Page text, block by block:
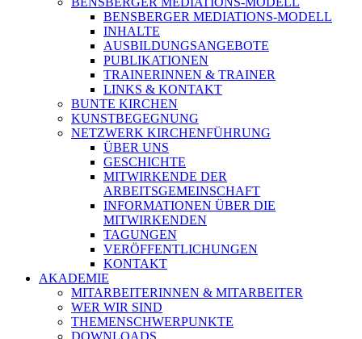
BENSBERGER MEDIATIONS-MODELL
INHALTE
AUSBILDUNGSANGEBOTE
PUBLIKATIONEN
TRAINERINNEN & TRAINER
LINKS & KONTAKT
BUNTE KIRCHEN
KUNSTBEGEGNUNG
NETZWERK KIRCHENFÜHRUNG
ÜBER UNS
GESCHICHTE
MITWIRKENDE DER
ARBEITSGEMEINSCHAFT
INFORMATIONEN ÜBER DIE
MITWIRKENDEN
TAGUNGEN
VERÖFFENTLICHUNGEN
KONTAKT
AKADEMIE
MITARBEITERINNEN & MITARBEITER
WER WIR SIND
THEMENSCHWERPUNKTE
DOWNLOADS